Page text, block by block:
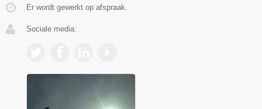
Er wordt gewerkt op afspraak.
Sociale media: